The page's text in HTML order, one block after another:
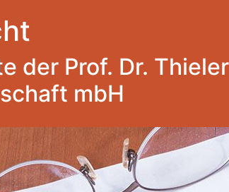
der Prof. Dr.
mbH